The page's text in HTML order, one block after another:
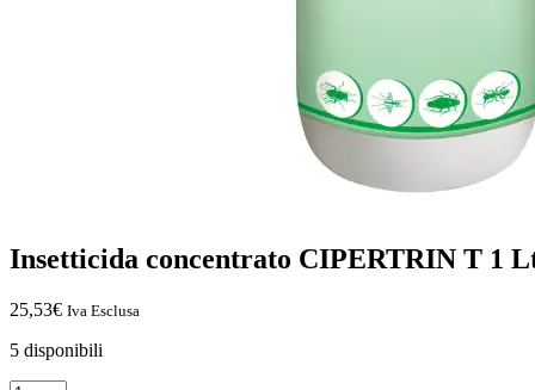
Insetticida concentrato CIPERTRIN T 1
25,53€ Iva Esclusa
5 disponibili